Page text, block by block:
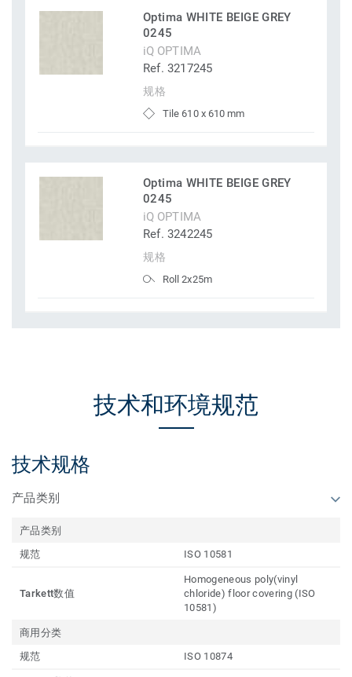
Optima WHITE BEIGE GREY
0245
iQ OPTIMA
Ref. 3217245
规格
Tile 610 x 610 mm
Optima WHITE BEIGE GREY
0245
iQ OPTIMA
Ref. 3242245
规格
Roll 2x25m
技术和环境规范
技术规格
产品类别
产品类别
规范
ISO 10581
Tarkett数值
Homogeneous poly(vinyl
chloride) floor covering (ISO
10581)
商用分类
规范
ISO 10874